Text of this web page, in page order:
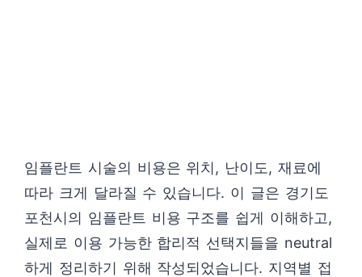
임플란트 시술의 비용은 위치, 난이도, 재료에
따라 크게 달라질 수 있습니다. 이 글은 경기도
포천시의 임플란트 비용 구조를 쉽게 이해하고,
실제로 이용 가능한 합리적 선택지들을 neutral
하게 정리하기 위해 작성되었습니다. 지역별 접